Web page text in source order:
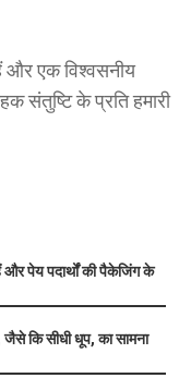
और एक विश्वसनीय
संतुष्टि के प्रति हमारी
और पेय पदार्थों की पैकेजिंग के
कि सीधी धूप, का सामना